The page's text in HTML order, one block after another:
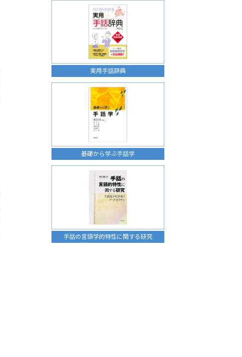
実用手話辞典
基礎から学ぶ手話学
手話の言語学的特性に関する研究